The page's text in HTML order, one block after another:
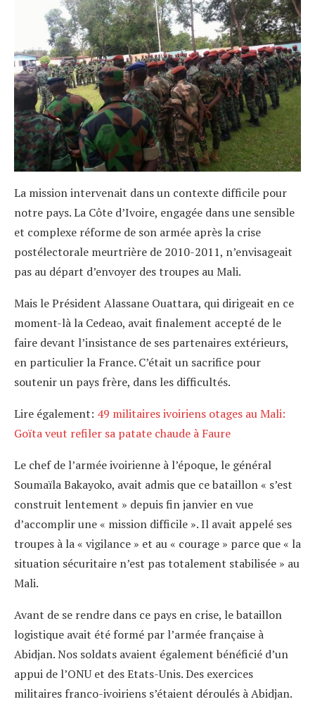
La mission intervenait dans un contexte difficile pour
notre pays. La Côte d’Ivoire, engagée dans une sensible
et complexe réforme de son armée après la crise
postélectorale meurtrière de 2010-2011, n’envisageait
pas au départ d’envoyer des troupes au Mali.
Mais le Président Alassane Ouattara, qui dirigeait en ce
moment-là la Cedeao, avait finalement accepté de le
faire devant l’insistance de ses partenaires extérieurs,
en particulier la France. C’était un sacrifice pour
soutenir un pays frère, dans les difficultés.
Lire également: 49 militaires ivoiriens otages au Mali:
Goïta veut refiler sa patate chaude à Faure
Le chef de l’armée ivoirienne à l’époque, le général
Soumaïla Bakayoko, avait admis que ce bataillon « s’est
construit lentement » depuis fin janvier en vue
d’accomplir une « mission difficile ». Il avait appelé ses
troupes à la « vigilance » et au « courage » parce que « la
situation sécuritaire n’est pas totalement stabilisée » au
Mali.
Avant de se rendre dans ce pays en crise, le bataillon
logistique avait été formé par l’armée française à
Abidjan. Nos soldats avaient également bénéficié d’un
appui de l’ONU et des Etats-Unis. Des exercices
militaires franco-ivoiriens s’étaient déroulés à Abidjan.